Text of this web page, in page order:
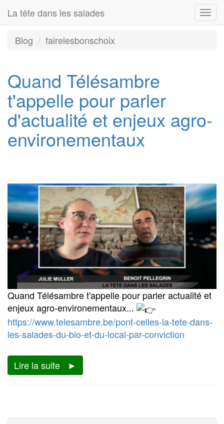
La tête dans les salades
Blog fairelesbonschoix
Quand Télésambre
t'appelle pour parler
d'actualité et enjeux agro-
environementaux
Quand Télésambre t'appelle pour parler actualité et
enjeux agro-environementaux...
https://www.telesambre.be/pont-celles-la-tete-dans-
les-salades-du-bio-et-du-local-par-conviction
Lire la suite